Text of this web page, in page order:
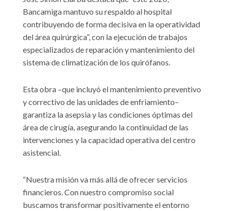
Bancamiga mantuvo su respaldo al hospital
contribuyendo de forma decisiva en la operatividad
del área quirúrgica”, con la ejecución de trabajos
especializados de reparación y mantenimiento del
sistema de climatización de los quirófanos.
Esta obra –que incluyó el mantenimiento preventivo
y correctivo de las unidades de enfriamiento–
garantiza la asepsia y las condiciones óptimas del
área de cirugía, asegurando la continuidad de las
intervenciones y la capacidad operativa del centro
asistencial.
“Nuestra misión va más allá de ofrecer servicios
financieros. Con nuestro compromiso social
buscamos transformar positivamente el entorno